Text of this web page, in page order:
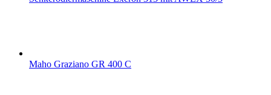
Maho Graziano GR 400 C